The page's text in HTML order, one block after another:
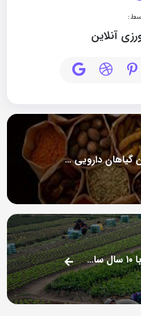
آنلاین
تولید سالانه 850 تن گیاهان دارویی در مازندران
شرایط بازنشستگی کشاورزان با ۱۰ سال سابقه اعلام شد